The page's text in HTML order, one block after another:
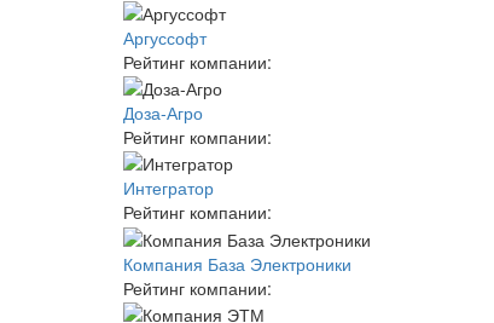
Аргуссофт
Рейтинг компании:
Доза-Агро
Рейтинг компании:
Интегратор
Рейтинг компании:
Компания База Электроники
Рейтинг компании: